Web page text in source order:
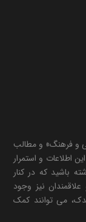
و فرهنگ» و مطالب
و استمرار
باشید که در کنار
نیز وجود
می توانند کمک